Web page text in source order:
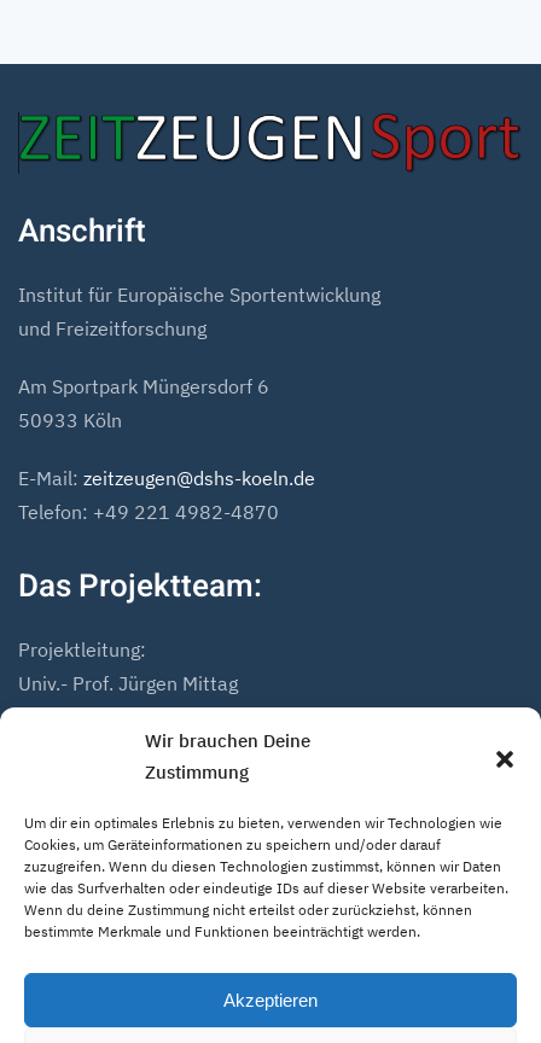
Wir brauchen Deine
Zustimmung
Um dir ein optimales Erlebnis zu bieten, verwenden wir Technologien wie
Cookies, um Geräteinformationen zu speichern und/oder darauf
zuzugreifen. Wenn du diesen Technologien zustimmst, können wir Daten
wie das Surfverhalten oder eindeutige IDs auf dieser Website verarbeiten.
Wenn du deine Zustimmung nicht erteilst oder zurückziehst, können
bestimmte Merkmale und Funktionen beeinträchtigt werden.
Akzeptieren
Anschrift
Institut für Europäische Sportentwicklung
und Freizeitforschung
Am Sportpark Müngersdorf 6
50933 Köln
E-Mail: zeitzeugen@dshs-koeln.de
Telefon: +49 221 4982-4870
Das Projektteam:
Projektleitung:
Univ.- Prof. Jürgen Mittag
Projektmitarbeiter:
Niklas Hack
Datenschutzerklärung
© 2022 Institut für Europäische Sportentwicklung und